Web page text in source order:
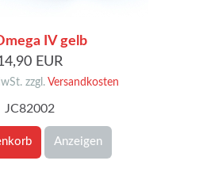
IV gelb
EUR
zzgl. Versandkosten
JC82002
Anzeigen